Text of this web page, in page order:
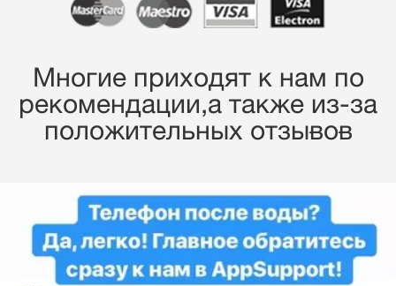
Многие приходят к нам по
рекомендации,a также из-за
положительных отзывов